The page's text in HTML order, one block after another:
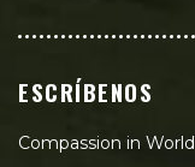
ESCRÍBENOS
Compassion in